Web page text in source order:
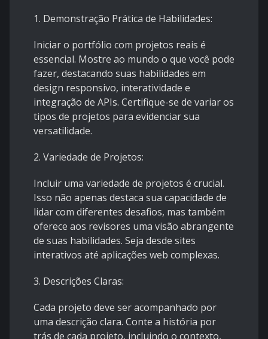
1. Demonstração Prática de Habilidades:
Iniciar o portfólio com projetos reais é
essencial. Mostre ao mundo o que você pode
fazer, destacando suas habilidades em
design responsivo, interatividade e
integração de APIs. Certifique-se de variar os
tipos de projetos para evidenciar sua
versatilidade.
2. Variedade de Projetos:
Incluir uma variedade de projetos é crucial.
Isso não apenas destaca sua capacidade de
lidar com diferentes desafios, mas também
oferece aos revisores uma visão abrangente
de suas habilidades. Seja desde sites
interativos até aplicações web complexas.
3. Descrições Claras:
Cada projeto deve ser acompanhado por
uma descrição clara. Conte a história por
trás de cada projeto, incluindo o contexto,